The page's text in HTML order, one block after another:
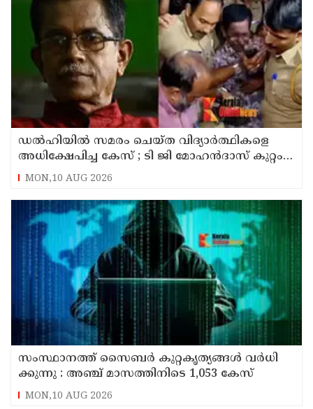
ഡൽഹിയിൽ സമരം ചെയ്ത വിദ്യാർത്ഥികളെ
അധിക്ഷേപിച്ച കേസ് ; ടി ജി മോഹൻദാസ് കുറ്റം
സമ്മതിച്ചു
MON,10 AUG 2026
സം​സ്ഥാ​ന​ത്ത് സൈ​ബ​ര്‍ കു​റ്റ​കൃ​ത്യ​ങ്ങ​ൾ വ​ർ​ധി​
ക്കു​ന്നു : അഞ്ച്​ മാസത്തിനിടെ 1,053 കേസ്
MON,10 AUG 2026